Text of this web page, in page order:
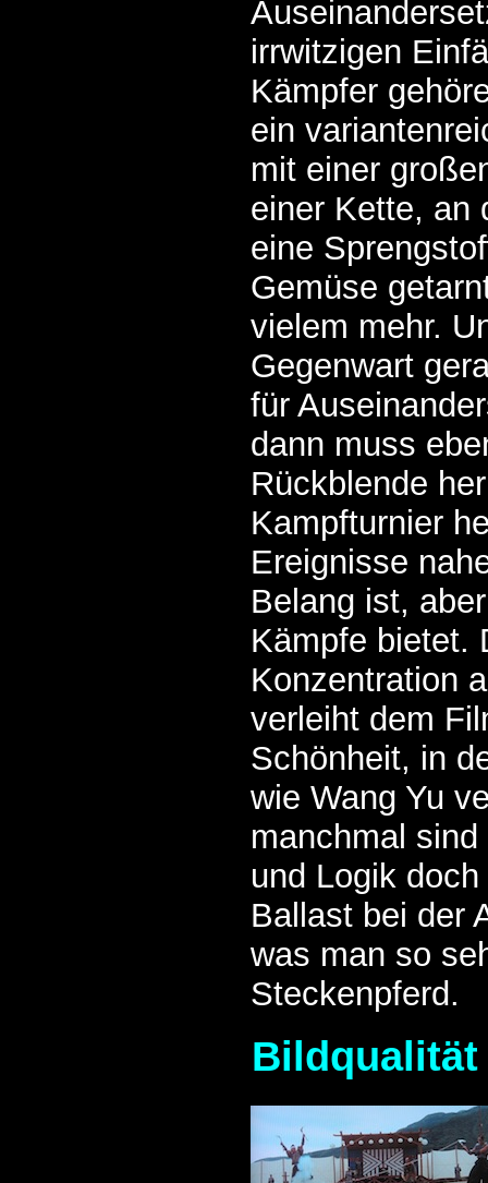
irrwitzigen
Kämpfer
ein
mit einer
einer Kette, an
eine
Gemüse
vielem mehr.
Gegenwart
für
dann muss
Rückblende
Kampfturnier
Ereignisse
Belang ist,
Kämpfe bietet.
Konzentration
verleiht dem
Schönheit, in
wie Wang Yu
manchmal
und Logik
Ballast bei der
was man so
Steckenpferd.
Bildqualität